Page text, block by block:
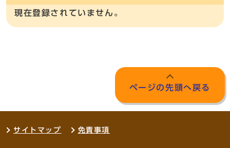
現在登録されていません。
ページの先頭へ戻る
サイトマップ 免責事項